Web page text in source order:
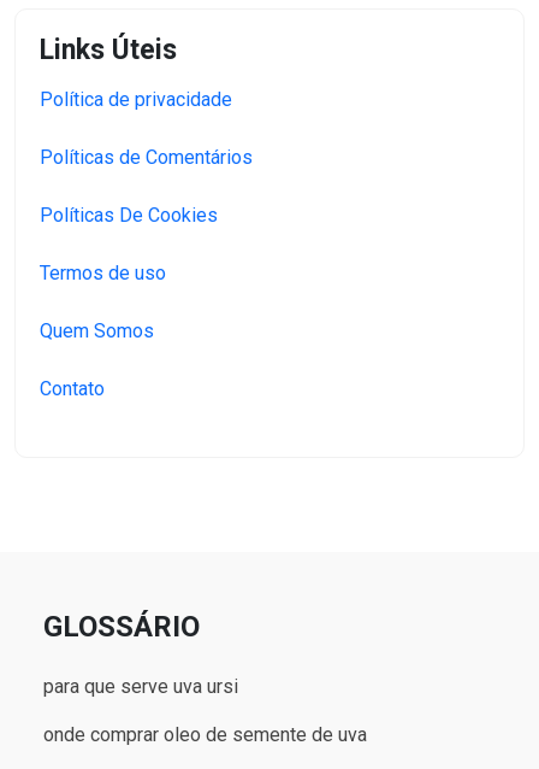
Links Úteis
Política de privacidade
Políticas de Comentários
Políticas De Cookies
Termos de uso
Quem Somos
Contato
GLOSSÁRIO
para que serve uva ursi
onde comprar oleo de semente de uva